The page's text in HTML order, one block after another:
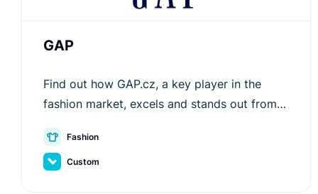
GAP
Find out how GAP.cz, a key player in the
fashion market, excels and stands out from
Fashion
Custom